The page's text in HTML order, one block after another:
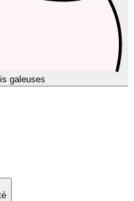
galeuses